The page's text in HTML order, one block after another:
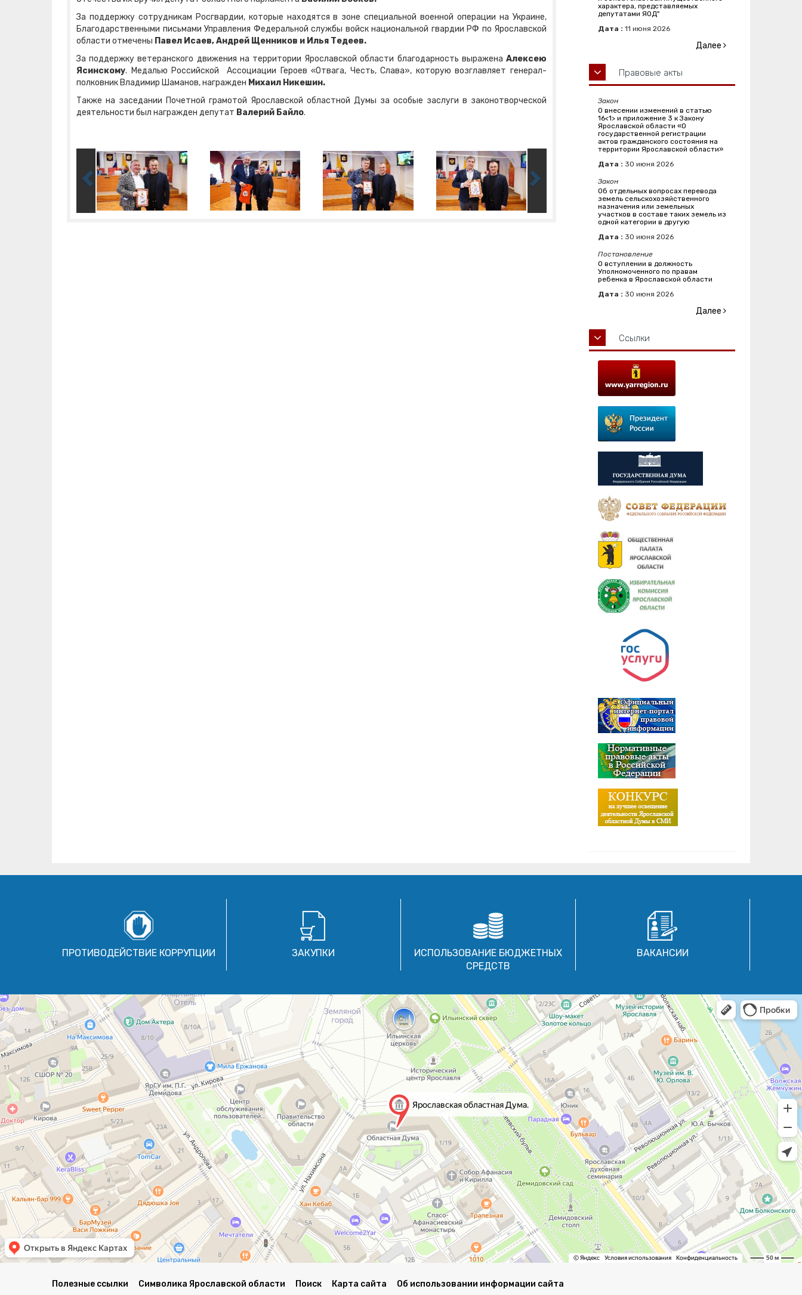
За поддержку сотрудникам Росгвардии, которые находятся в зоне специальной военной операции на Украине,
Благодарственными письмами Управления Федеральной службы войск национальной гвардии РФ по Ярославской
области отмечены Павел Исаев, Андрей Щенников и Илья Тедеев.
За поддержку ветеранского движения на территории Ярославской области благодарность выражена Алексею
Ясинскому. Медалью Российской Ассоциации Героев «Отвага, Честь, Слава», которую возглавляет генерал-
полковник Владимир Шаманов, награжден Михаил Никешин.
Также на заседании Почетной грамотой Ярославской областной Думы за особые заслуги в законотворческой
деятельности был награжден депутат Валерий Байло.
характера, представляемых
депутатами ЯОД"
Дата : 11 июня 2026
Далее
Правовые акты
Закон
О внесении изменений в статью
16<1> и приложение 3 к Закону
Ярославской области «О
государственной регистрации
актов гражданского состояния на
территории Ярославской области»
Дата : 30 июня 2026
Закон
Об отдельных вопросах перевода
земель сельскохозяйственного
назначения или земельных
участков в составе таких земель из
одной категории в другую
Дата : 30 июня 2026
Постановление
О вступлении в должность
Уполномоченного по правам
ребенка в Ярославской области
Дата : 30 июня 2026
Далее
Ссылки
ПРОТИВОДЕЙСТВИЕ КОРРУПЦИИ ЗАКУПКИ
ИСПОЛЬЗОВАНИЕ БЮДЖЕТНЫХ
СРЕДСТВ
ВАКАНСИИ
Полезные ссылки Символика Ярославской области Поиск Карта сайта Об использовании информации сайта